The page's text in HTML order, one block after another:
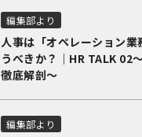
編集部より
人事は「オペレーション業
うべきか？｜HR TALK 02
徹底解剖～
編集部より